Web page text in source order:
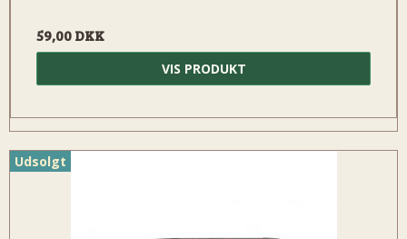
59,00 DKK
VIS PRODUKT
Udsolgt